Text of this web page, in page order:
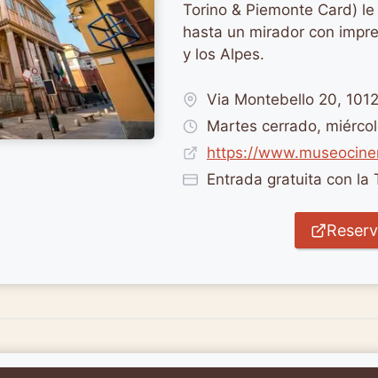
Torino & Piemonte Card)
hasta un mirador con
y los Alpes.
Via Montebello 20,
Martes cerrado,
https://
Entrada gratuita con la